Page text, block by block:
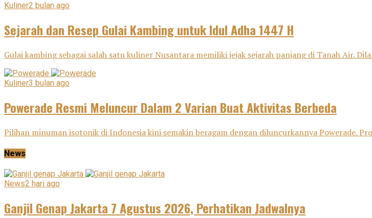
Kuliner2 bulan ago
Sejarah dan Resep Gulai Kambing untuk Idul Adha 1447 H
Gulai kambing sebagai salah satu kuliner Nusantara memiliki jejak sejarah panjang di Tanah Air.
Kuliner3 bulan ago
Powerade Resmi Meluncur Dalam 2 Varian Buat Aktivitas Berbeda
Pilihan minuman isotonik di Indonesia kini semakin beragam dengan diluncurkannya Powerade.
News
News2 hari ago
Ganjil Genap Jakarta 7 Agustus 2026, Perhatikan Jadwalnya